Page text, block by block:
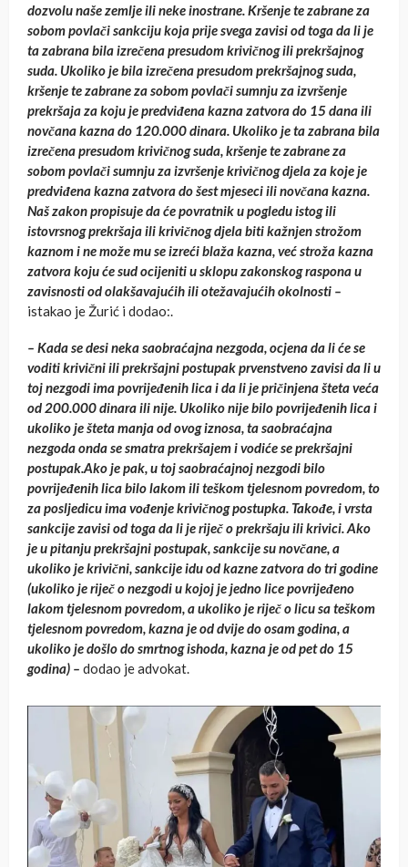
dozvolu naše zemlje ili neke inostrane. Kršenje te zabrane za
sobom povlači sankciju koja prije svega zavisi od toga da li je
ta zabrana bila izrečena presudom krivičnog ili prekršajnog
suda. Ukoliko je bila izrečena presudom prekršajnog suda,
kršenje te zabrane za sobom povlači sumnju za izvršenje
prekršaja za koju je predviđena kazna zatvora do 15 dana ili
novčana kazna do 120.000 dinara. Ukoliko je ta zabrana bila
izrečena presudom krivičnog suda, kršenje te zabrane za
sobom povlači sumnju za izvršenje krivičnog djela za koje je
predviđena kazna zatvora do šest mjeseci ili novčana kazna.
Naš zakon propisuje da će povratnik u pogledu istog ili
istovrsnog prekršaja ili krivičnog djela biti kažnjen strožom
kaznom i ne može mu se izreći blaža kazna, već stroža kazna
zatvora koju će sud ocijeniti u sklopu zakonskog raspona u
zavisnosti od olakšavajućih ili otežavajućih okolnosti –
istakao je Žurić i dodao:.
– Kada se desi neka saobraćajna nezgoda, ocjena da li će se
voditi krivični ili prekršajni postupak prvenstveno zavisi da li u
toj nezgodi ima povrijeđenih lica i da li je pričinjena šteta veća
od 200.000 dinara ili nije. Ukoliko nije bilo povrijeđenih lica i
ukoliko je šteta manja od ovog iznosa, ta saobraćajna
nezgoda onda se smatra prekršajem i vodiće se prekršajni
postupak.Ako je pak, u toj saobraćajnoj nezgodi bilo
povrijeđenih lica bilo lakom ili teškom tjelesnom povredom, to
za posljedicu ima vođenje krivičnog postupka. Takođe, i vrsta
sankcije zavisi od toga da li je riječ o prekršaju ili krivici. Ako
je u pitanju prekršajni postupak, sankcije su novčane, a
ukoliko je krivični, sankcije idu od kazne zatvora do tri godine
(ukoliko je riječ o nezgodi u kojoj je jedno lice povrijeđeno
lakom tjelesnom povredom, a ukoliko je riječ o licu sa teškom
tjelesnom povredom, kazna je od dvije do osam godina, a
ukoliko je došlo do smrtnog ishoda, kazna je od pet do 15
godina) – dodao je advokat.